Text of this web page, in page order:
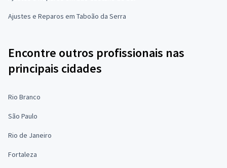
Ajustes e Reparos em Taboão da Serra
Encontre outros profissionais nas
principais cidades
Rio Branco
São Paulo
Rio de Janeiro
Fortaleza